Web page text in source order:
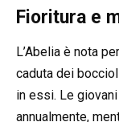
Fioritura e
L’Abelia è nota
caduta dei
in essi. Le
annualmente,